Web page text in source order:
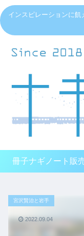
インスピレーションに
冊子ナギノート販
宮沢賢治と岩手
2022.09.04